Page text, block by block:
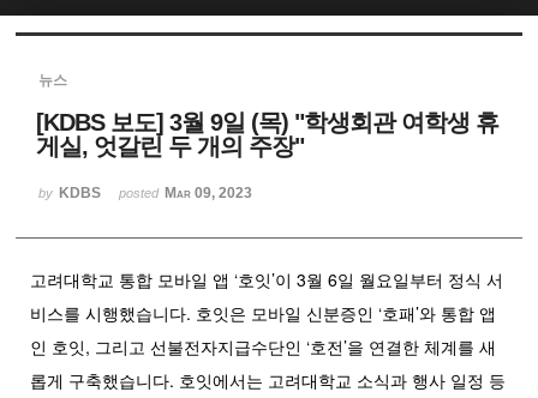
뉴스
[KDBS 보도] 3월 9일 (목) "학생회관 여학생 휴
게실, 엇갈린 두 개의 주장"
by KDBS posted Mar 09, 2023
고려대학교 통합 모바일 앱 ‘호잇’이 3월 6일 월요일부터 정식 서
비스를 시행했습니다. 호잇은 모바일 신분증인 ‘호패’와 통합 앱
인 호잇, 그리고 선불전자지급수단인 ‘호전’을 연결한 체계를 새
롭게 구축했습니다. 호잇에서는 고려대학교 소식과 행사 일정 등
Sketchbook5, 스케치북5
Sketchbook5, 스케치북5